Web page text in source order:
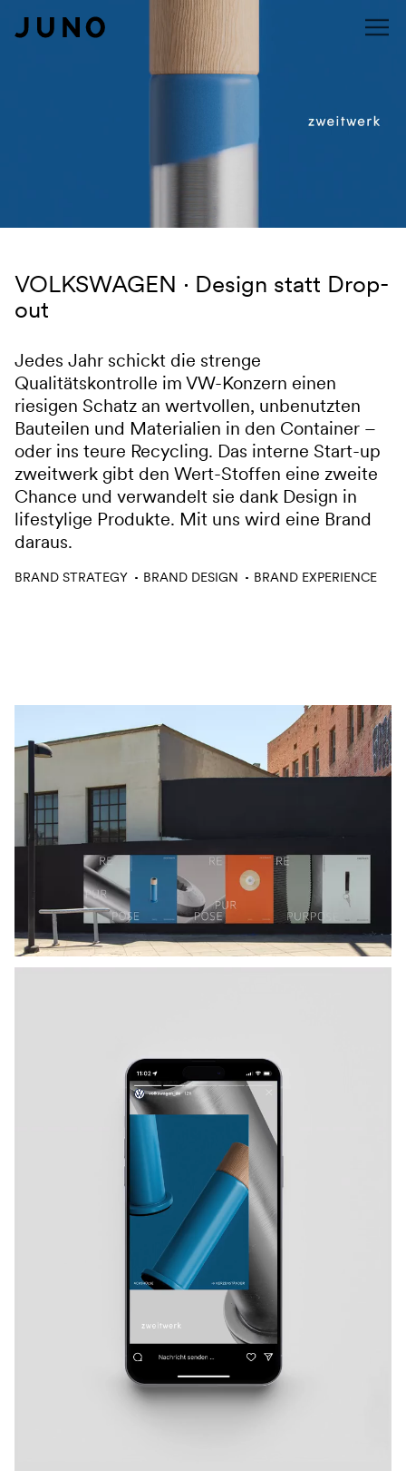
VOLKSWAGEN
Design statt Drop-
out
Jedes Jahr schickt die strenge
Qualitätskontrolle im VW-Konzern einen
riesigen Schatz an wertvollen, unbenutzten
Bauteilen und Materialien in den Container –
oder ins teure Recycling. Das interne Start-up
zweitwerk gibt den Wert-Stoffen eine zweite
Chance und verwandelt sie dank Design in
lifestylige Produkte. Mit uns wird eine Brand
daraus.
BRAND STRATEGY BRAND DESIGN BRAND EXPERIENCE